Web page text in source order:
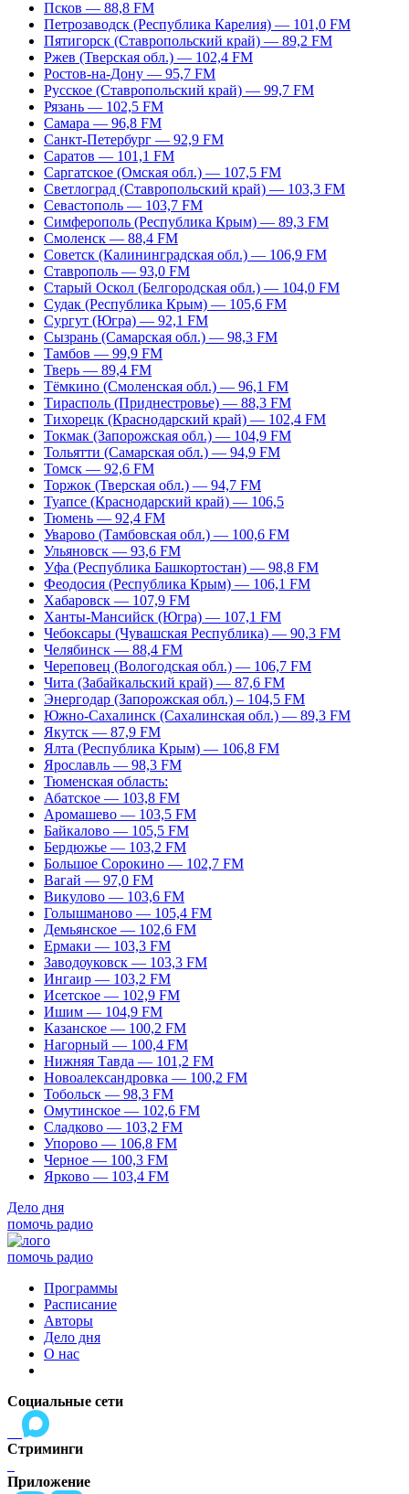
Псков — 88,8 FM
Петрозаводск (Республика Карелия) — 101,0 FM
Пятигорск (Ставропольский край) — 89,2 FM
Ржев (Тверская обл.) — 102,4 FM
Ростов-на-Дону — 95,7 FM
Русское (Ставропольский край) — 99,7 FM
Рязань — 102,5 FM
Самара — 96,8 FM
Санкт-Петербург — 92,9 FM
Саратов — 101,1 FM
Саргатское (Омская обл.) — 107,5 FM
Светлоград (Ставропольский край) — 103,3 FM
Севастополь — 103,7 FM
Симферополь (Республика Крым) — 89,3 FM
Смоленск — 88,4 FM
Советск (Калининградская обл.) — 106,9 FM
Ставрополь — 93,0 FM
Старый Оскол (Белгородская обл.) — 104,0 FM
Судак (Республика Крым) — 105,6 FM
Сургут (Югра) — 92,1 FM
Сызрань (Самарская обл.) — 98,3 FM
Тамбов — 99,9 FM
Тверь — 89,4 FM
Тёмкино (Смоленская обл.) — 96,1 FM
Тирасполь (Приднестровье) — 88,3 FM
Тихорецк (Краснодарский край) — 102,4 FM
Токмак (Запорожская обл.) — 104,9 FM
Тольятти (Самарская обл.) — 94,9 FM
Томск — 92,6 FM
Торжок (Тверская обл.) — 94,7 FM
Туапсе (Краснодарский край) — 106,5
Тюмень — 92,4 FM
Уварово (Тамбовская обл.) — 100,6 FM
Ульяновск — 93,6 FM
Уфа (Республика Башкортостан) — 98,8 FM
Феодосия (Республика Крым) — 106,1 FM
Хабаровск — 107,9 FM
Ханты-Мансийск (Югра) — 107,1 FM
Чебоксары (Чувашская Республика) — 90,3 FM
Челябинск — 88,4 FM
Череповец (Вологодская обл.) — 106,7 FM
Чита (Забайкальский край) — 87,6 FM
Энергодар (Запорожская обл.) – 104,5 FM
Южно-Сахалинск (Сахалинская обл.) — 89,3 FM
Якутск — 87,9 FM
Ялта (Республика Крым) — 106,8 FM
Ярославль — 98,3 FM
Тюменская область:
Абатское — 103,8 FM
Аромашево — 103,5 FM
Байкалово — 105,5 FM
Бердюжье — 103,2 FM
Большое Сорокино — 102,7 FM
Вагай — 97,0 FM
Викулово — 103,6 FM
Голышманово — 105,4 FM
Демьянское — 102,6 FM
Ермаки — 103,3 FM
Заводоуковск — 103,3 FM
Ингаир — 103,2 FM
Исетское — 102,9 FM
Ишим — 104,9 FM
Казанское — 100,2 FM
Нагорный — 100,4 FM
Нижняя Тавда — 101,2 FM
Новоалександровка — 100,2 FM
Тобольск — 98,3 FM
Омутинское — 102,6 FM
Сладково — 103,2 FM
Упорово — 106,8 FM
Черное — 100,3 FM
Ярково — 103,4 FM
Дело дня
помочь радио
помочь радио
Программы
Расписание
Авторы
Дело дня
О нас
Социальные сети
Стриминги
Приложение